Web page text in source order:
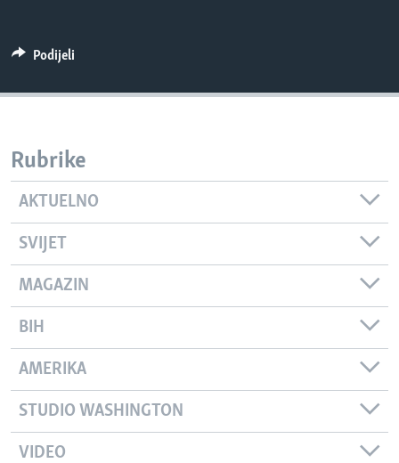
Podijeli
Rubrike
AKTUELNO
SVIJET
MAGAZIN
BIH
AMERIKA
STUDIO WASHINGTON
VIDEO